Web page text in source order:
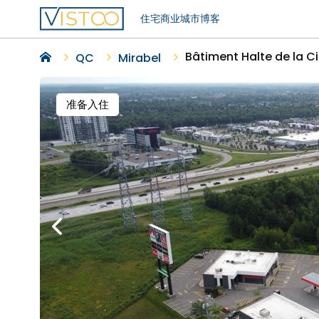
住宅商业城市博客
QC Mirabel Bâtiment Halte de la
准备入住